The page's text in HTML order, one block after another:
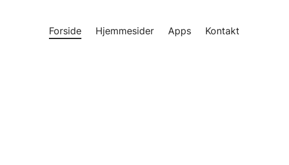
Forside Hjemmesider Apps Kontakt